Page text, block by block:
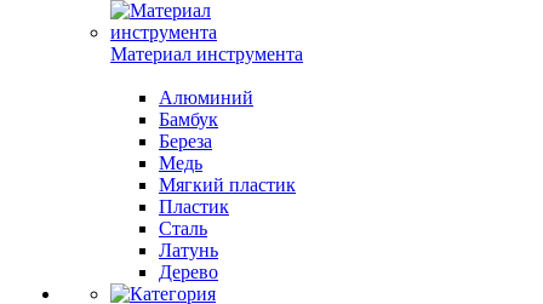
Материал инструмента
Алюминий
Бамбук
Береза
Медь
Мягкий пластик
Пластик
Сталь
Латунь
Дерево